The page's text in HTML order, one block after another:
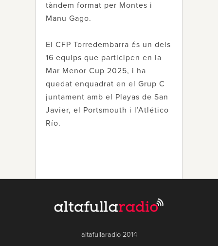
tàndem format per Montes i
Manu Gago.
El CFP Torredembarra és un dels
16 equips que participen en la
Mar Menor Cup 2025, i ha
quedat enquadrat en el Grup C
juntament amb el Playas de San
Javier, el Portsmouth i l’Atlético
Río.
altafullaradio 2014